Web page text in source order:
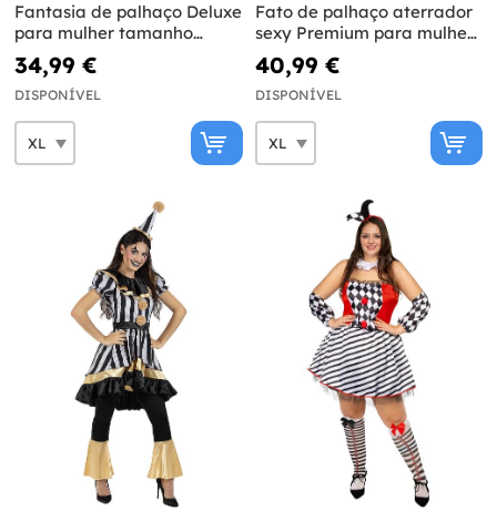
Fantasia de palhaço Deluxe
para mulher tamanho
grande
34,99 €
DISPONÍVEL
Fato de palhaço aterrador
sexy Premium para mulher
tamanho grande
40,99 €
DISPONÍVEL